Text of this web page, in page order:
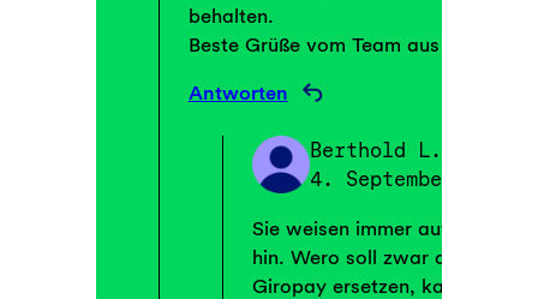
behalten.
Beste Grüße vom Team aus Bochum
Antworten
Berthold L.
4. September 2025
Sie weisen immer auf Wero
hin. Wero soll zwar das alte
Giropay ersetzen, kann aber